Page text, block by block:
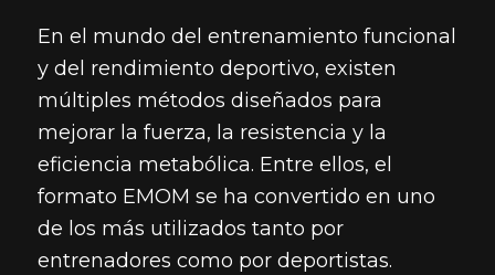
En el mundo del entrenamiento funcional
y del rendimiento deportivo, existen
múltiples métodos diseñados para
mejorar la fuerza, la resistencia y la
eficiencia metabólica. Entre ellos, el
formato EMOM se ha convertido en uno
de los más utilizados tanto por
entrenadores como por deportistas.